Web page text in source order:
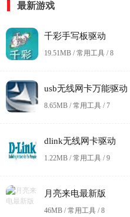
最新游戏
千彩手写板驱动
19.51MB / 常用工具 /8
usb无线网卡万能驱动
8.65MB / 常用工具 /7
dlink无线网卡驱动
1.22MB / 常用工具 /9
月亮来电最新版
46MB / 常用工具 /8